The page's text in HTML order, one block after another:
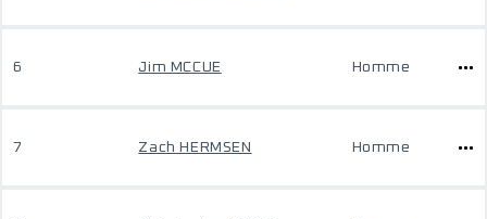
6 Jim MCCUE Homme
7 Zach HERMSEN Homme